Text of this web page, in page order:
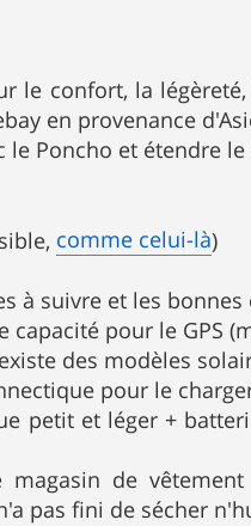
le confort, la
en provenance
le Poncho et étendre
comme celui-là)
à suivre et les
capacité pour le GPS
des modèles
pour le
petit et léger +
magasin de
pas fini de sécher